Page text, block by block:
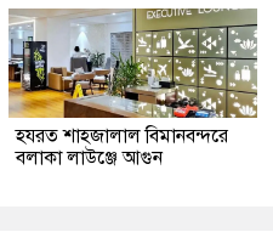
হযরত শাহজালাল বিমানবন্দরে
বলাকা লাউঞ্জে আগুন